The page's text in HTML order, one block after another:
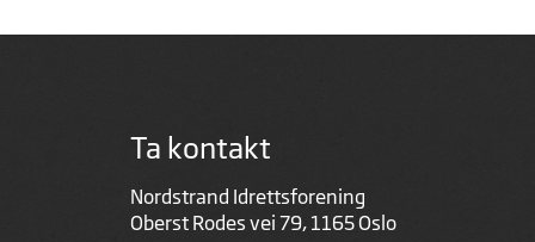
Ta kontakt
Nordstrand Idrettsforening
Oberst Rodes vei 79, 1165 Oslo